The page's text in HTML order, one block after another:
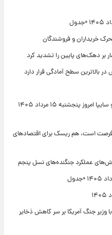
خریداران و فروشندگان
بر دهک‌های پایین را تشدید کرد
بالاترین سطح آمادگی قرار دارد
تغییر تند قیمت محصولات ایران‌خودرو و سایپا امروز پنجشنبه ۱۵ مرداد ۱۴۰۵
است، هم ریسک برای اقتصادهای
جنگ آمریکا بر سر کاهش ذخایر